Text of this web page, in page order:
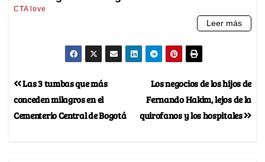
Los negocios de los hijos de
Fernando Hakim, lejos de la
quirofanos y los hospitales
Las 3 tumbas que más
conceden milagros en el
Cementerio Central de Bogotá